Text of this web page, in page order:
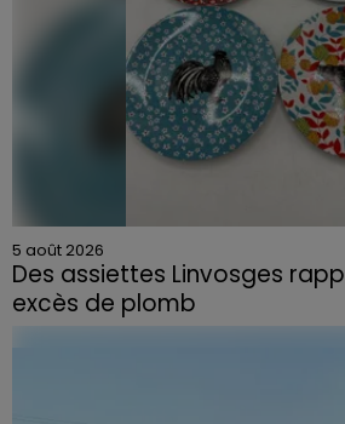
5 août 2026
Des assiettes Linvosges
excès de plomb
Du plomb a été détecté dans